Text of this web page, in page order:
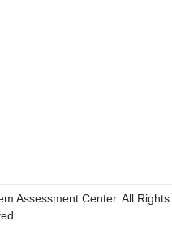
Assessment Center. All Rights